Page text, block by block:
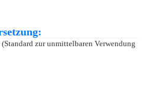
zur unmittelbaren Verwendung